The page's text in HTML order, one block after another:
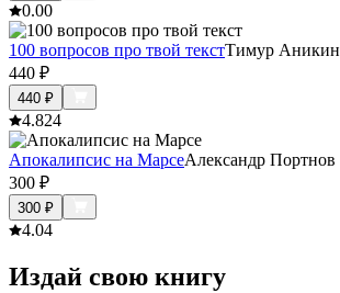
0.00
100 вопросов про твой текстТимур Аникин
440 ₽
440 ₽
4.824
Апокалипсис на МарсеАлександр Портнов
300 ₽
300 ₽
4.04
Издай свою книгу